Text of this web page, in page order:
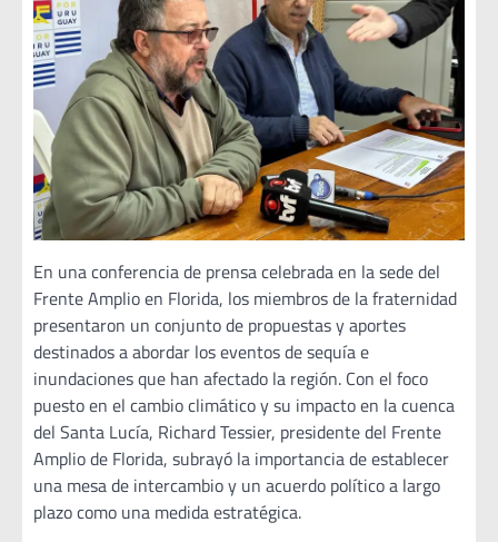
En una conferencia de prensa celebrada en la sede del
Frente Amplio en Florida, los miembros de la fraternidad
presentaron un conjunto de propuestas y aportes
destinados a abordar los eventos de sequía e
inundaciones que han afectado la región. Con el foco
puesto en el cambio climático y su impacto en la cuenca
del Santa Lucía, Richard Tessier, presidente del Frente
Amplio de Florida, subrayó la importancia de establecer
una mesa de intercambio y un acuerdo político a largo
plazo como una medida estratégica.